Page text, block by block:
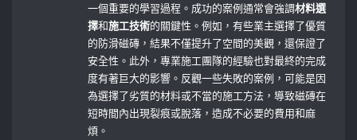
一個重要的學習過程。成功的案例通常會強調材料選
擇和施工技術的關鍵性。例如，有些業主選擇了優質
的防滑磁磚，結果不僅提升了空間的美觀，還保證了
安全性。此外，專業施工團隊的經驗也對最終的完成
度有著巨大的影響。反觀一些失敗的案例，可能是因
為選擇了劣質的材料或不當的施工方法，導致磁磚在
短時間內出現裂痕或脫落，造成不必要的費用和麻
煩。